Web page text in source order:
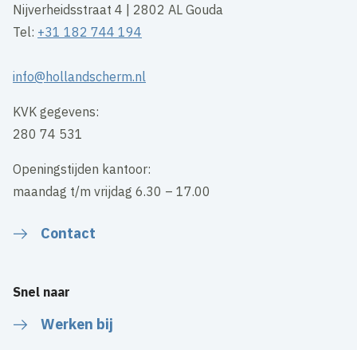
Nijverheidsstraat 4 | 2802 AL Gouda
Tel: +31 182 744 194
info@hollandscherm.nl
KVK gegevens:
280 74 531
Openingstijden kantoor:
maandag t/m vrijdag 6.30 – 17.00
Contact
Snel naar
Werken bij